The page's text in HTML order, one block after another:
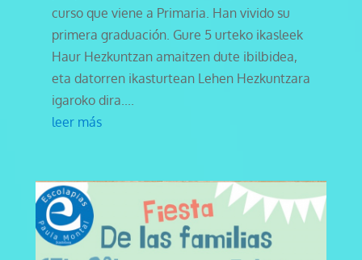
curso que viene a Primaria. Han vivido su
primera graduación. Gure 5 urteko ikasleek
Haur Hezkuntzan amaitzen dute ibilbidea,
eta datorren ikasturtean Lehen Hezkuntzara
igaroko dira....
leer más